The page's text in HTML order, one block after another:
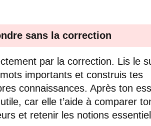
sans la correction
par la correction. Lis le
importants et construis tes
connaissances. Après ton
car elle t’aide à comparer
et retenir les notions